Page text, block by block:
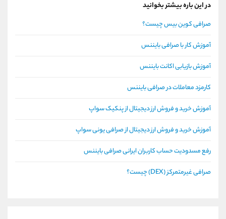
در این باره بیشتر بخوانید
صرافی کوین بیس چیست؟
آموزش کار با صرافی بایننس
آموزش بازیابی اکانت بایننس
کارمزد معاملات در صرافی بایننس
آموزش خرید و فروش ارز دیجیتال از پنکیک سواپ
آموزش خرید و فروش ارز دیجیتال از صرافی یونی سواپ
رفع مسدودیت حساب کاربران ایرانی صرافی بایننس
صرافی غیرمتمرکز (DEX) چیست؟